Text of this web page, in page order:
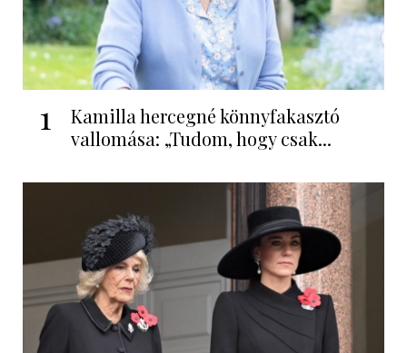
1
Kamilla hercegné könnyfakasztó
vallomása: „Tudom, hogy csak...